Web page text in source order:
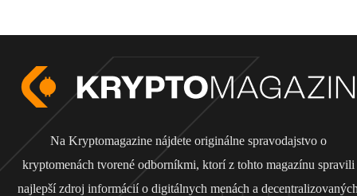
Na Kryptomagazine nájdete originálne spravodajstvo o
kryptomenách tvorené odborníkmi, ktorí z tohto magazínu spravili
najlepší zdroj informácií o digitálnych menách a